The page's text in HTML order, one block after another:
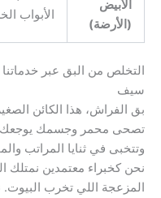
الأبيض
(الأرضة)
الأبواب
التخلص من البق عبر
سيف
بق الفراش، هذا الكائن
تصحى محمر وجسمك يوجعك.
وتتخبى في ثنايا المراتب
نحن كخبراء معتمدين نمتلك
المزعجة اللي تخرب البيوت.